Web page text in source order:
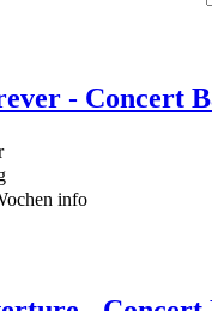
- Concert
info